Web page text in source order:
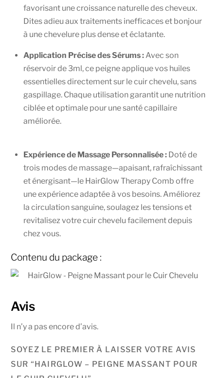
favorisant une croissance naturelle des cheveux.
Dites adieu aux traitements inefficaces et bonjour
à une chevelure plus dense et éclatante.
Application Précise des Sérums :Avec son
réservoir de 3ml, ce peigne applique vos huiles
essentielles directement sur le cuir chevelu, sans
gaspillage. Chaque utilisation garantit une nutrition
ciblée et optimale pour une santé capillaire
améliorée.
Expérience de Massage Personnalisée : Doté de
trois modes de massage—apaisant, rafraîchissant
et énergisant—le HairGlow Therapy Comb offre
une expérience adaptée à vos besoins. Améliorez
la circulation sanguine, soulagez les tensions et
revitalisez votre cuir chevelu facilement depuis
chez vous.
Contenu du package :
Avis
Il n’y a pas encore d’avis.
SOYEZ LE PREMIER À LAISSER VOTRE AVIS
SUR “HAIRGLOW – PEIGNE MASSANT POUR